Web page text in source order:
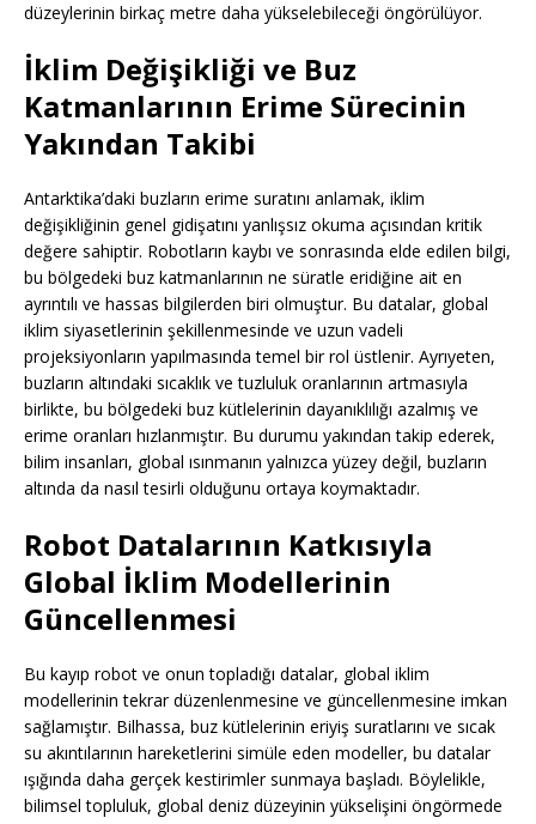
düzeylerinin birkaç metre daha yükselebileceği öngörülüyor.
İklim Değişikliği ve Buz
Katmanlarının Erime Sürecinin
Yakından Takibi
Antarktika’daki buzların erime suratını anlamak, iklim
değişikliğinin genel gidişatını yanlışsız okuma açısından kritik
değere sahiptir. Robotların kaybı ve sonrasında elde edilen bilgi,
bu bölgedeki buz katmanlarının ne süratle eridiğine ait en
ayrıntılı ve hassas bilgilerden biri olmuştur. Bu datalar, global
iklim siyasetlerinin şekillenmesinde ve uzun vadeli
projeksiyonların yapılmasında temel bir rol üstlenir. Ayrıyeten,
buzların altındaki sıcaklık ve tuzluluk oranlarının artmasıyla
birlikte, bu bölgedeki buz kütlelerinin dayanıklılığı azalmış ve
erime oranları hızlanmıştır. Bu durumu yakından takip ederek,
bilim insanları, global ısınmanın yalnızca yüzey değil, buzların
altında da nasıl tesirli olduğunu ortaya koymaktadır.
Robot Datalarının Katkısıyla
Global İklim Modellerinin
Güncellenmesi
Bu kayıp robot ve onun topladığı datalar, global iklim
modellerinin tekrar düzenlenmesine ve güncellenmesine imkan
sağlamıştır. Bilhassa, buz kütlelerinin eriyiş suratlarını ve sıcak
su akıntılarının hareketlerini simüle eden modeller, bu datalar
ışığında daha gerçek kestirimler sunmaya başladı. Böylelikle,
bilimsel topluluk, global deniz düzeyinin yükselişini öngörmede